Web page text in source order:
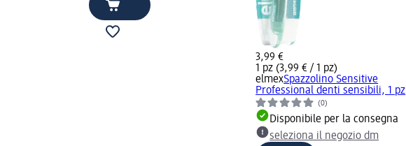
3,99 €
1 pz (3,99 € / 1 pz)
elmexSpazzolino Sensitive
Professional denti sensibili, 1 pz
(0)
Disponibile per la consegna
seleziona il negozio dm